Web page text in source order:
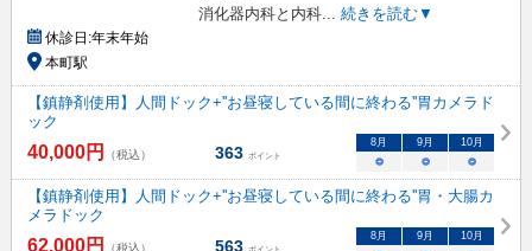
消化器内科と内科... 続きを読む▼
休診日:年末年始
本町駅
【鎮静剤使用】人間ドック+''お昼寝している間に終わる''胃カメラド
ック
40,000円 （税込） 363 ポイント
8 月 9 月 10月
○ ○ ○
【鎮静剤使用】人間ドック+''お昼寝している間に終わる''胃・大腸カ
メラドック
62,000円 （税込） 563 ポイント
8 月 9 月 10月